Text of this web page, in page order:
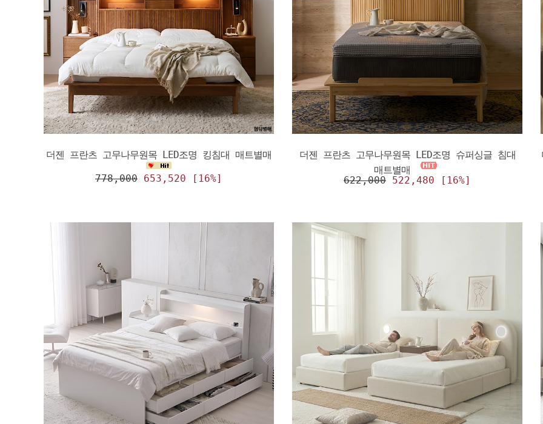
더젠 프란츠 고무나무원목 LED조명 킹침대 매트별매
778,000 653,520 [16%]
더젠 프란츠 고무나무원목 LED조명 슈퍼싱글 침대
매트별매
622,000 522,480 [16%]